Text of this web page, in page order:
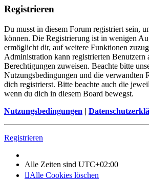
Registrieren
Du musst in diesem Forum registriert sein,
können. Die Registrierung ist in wenigen
ermöglicht dir, auf weitere Funktionen
Administration kann registrierten Benutzern
Berechtigungen zuweisen. Beachte bitte
Nutzungsbedingungen und die verwandten
dich registrierst. Bitte beachte auch die
wenn du dich in diesem Board bewegst.
Nutzungsbedingungen |
Registrieren
Alle Zeiten sind UTC+02:00
Alle Cookies löschen